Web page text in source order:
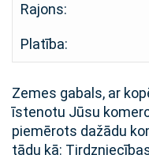
Rajons:
Platība:
Zemes gabals, ar
īstenotu Jūsu
piemērots dažādu
tādu kā: